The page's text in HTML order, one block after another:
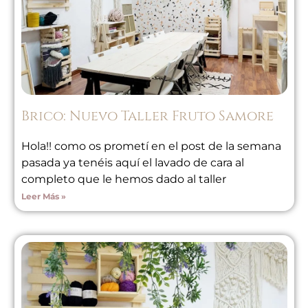
Brico: Nuevo Taller Fruto Samore
Hola!! como os prometí en el post de la semana
pasada ya tenéis aquí el lavado de cara al
completo que le hemos dado al taller
Leer Más »